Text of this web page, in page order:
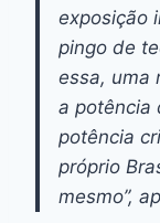
exposição
pingo de
essa, uma
a potência
potência
próprio
mesmo”,